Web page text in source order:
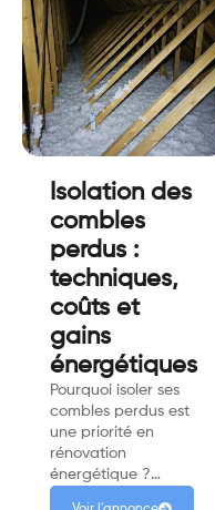
Isolation des
combles
perdus :
techniques,
coûts et
gains
énergétiques
Pourquoi isoler ses
combles perdus est
une priorité en
rénovation
énergétique ?…